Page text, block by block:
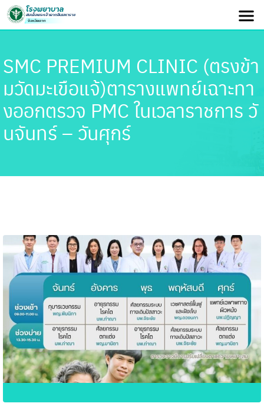
SMC PREMIUM CLINIC (ตรงข้า
มวัดมะเขือแจ้)ตารางแพทย์เฉาะทา
งออกตรวจ PMC ในเวลาราชการ วั
นจันทร์ – วันศุกร์